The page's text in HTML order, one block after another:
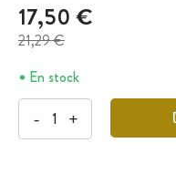
17,50 €
21,29 €
En stock
- +